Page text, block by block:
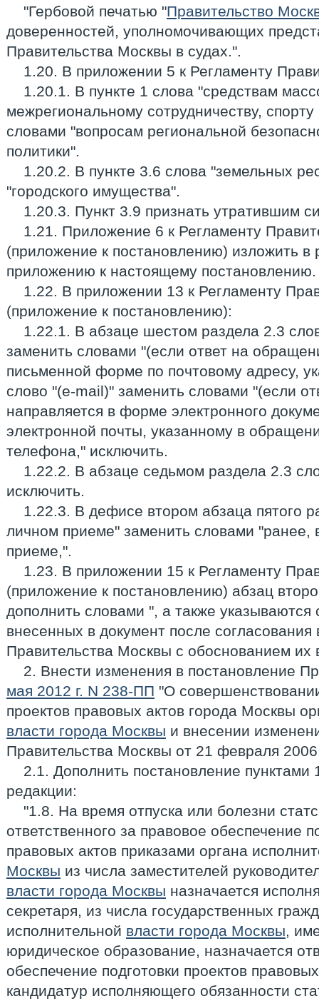
"Гербовой печатью "Правительство
доверенностей, уполномочивающих
Правительства Москвы в судах.".
1.20. В приложении 5 к Регламенту
1.20.1. В пункте 1 слова "средствам
межрегиональному сотрудничеству,
словами "вопросам региональной
политики".
1.20.2. В пункте 3.6 слова "земельных
"городского имущества".
1.20.3. Пункт 3.9 признать утратившим
1.21. Приложение 6 к Регламенту
(приложение к постановлению) изложить в
приложению к настоящему постановлению.
1.22. В приложении 13 к Регламенту
(приложение к постановлению):
1.22.1. В абзаце шестом раздела 2.3
заменить словами "(если ответ на
письменной форме по почтовому адресу,
слово "(e-mail)" заменить словами "(если
направляется в форме электронного
электронной почты, указанному в
телефона," исключить.
1.22.2. В абзаце седьмом раздела 2.3
исключить.
1.22.3. В дефисе втором абзаца пятого
личном приеме" заменить словами "ранее,
приеме,".
1.23. В приложении 15 к Регламенту
(приложение к постановлению) абзац
дополнить словами ", а также
внесенных в документ после
Правительства Москвы с обоснованием их
2. Внести изменения в постановление
мая 2012 г. N 238-ПП "О
проектов правовых актов города Москвы
власти города Москвы и внесении
Правительства Москвы от 21 февраля
2.1. Дополнить постановление
редакции:
"1.8. На время отпуска или болезни
ответственного за правовое обеспечение
правовых актов приказами органа
Москвы из числа заместителей
власти города Москвы назначается
секретаря, из числа государственных
исполнительной власти города Москвы,
юридическое образование, назначается
обеспечение подготовки проектов
кандидатур исполняющего обязанности